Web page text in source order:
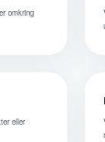
omkring
eller